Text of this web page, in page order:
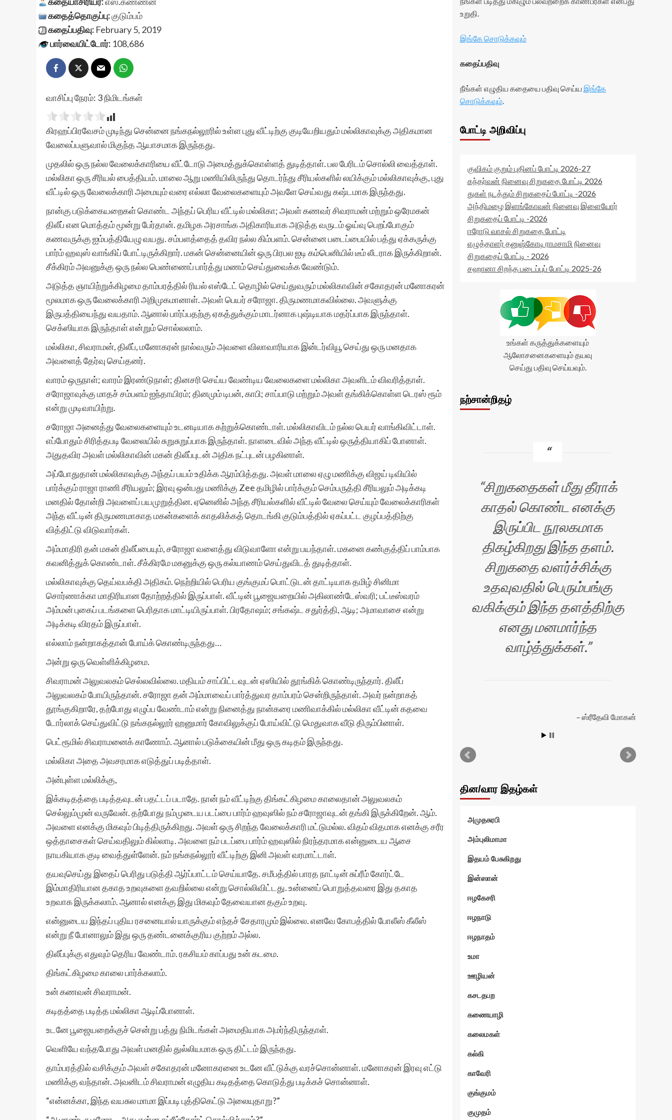
கதைத்தொகுப்பு:குடும்பம்
கதைப்பதிவு: February 5, 2019
பார்வையிட்டோர்: 108,686
வாசிப்பு நேரம்: 3நிமிடங்கள்
கிரஹப்பிரவேசம் முடிந்து சென்னை நங்கநல்லூரில் உள்ள புது வீட்டிற்கு குடியேறியதும் மல்லிகாவுக்கு அதிகமான
வேலைப்பளுவால் மிகுந்த ஆயாசமாக இருந்தது.
முதலில் ஒரு நல்ல வேலைக்காரியை வீட்டோடு அமைத்துக்கொள்ளத் துடித்தாள். பல பேரிடம் சொல்லி வைத்தாள்.
மல்லிகா ஒரு சீரியல் பைத்தியம். மாலை ஆறு மணியிலிருந்து தொடர்ந்து சீரியல்களில் லயிக்கும் மல்லிகாவுக்கு, புது
வீட்டில் ஒரு வேலைக்காரி அமையும் வரை எல்லா வேலைகளையும் அவளே செய்வது கஷ்டமாக இருந்தது.
நான்கு படுக்கையறைகள் கொண்ட அந்தப் பெரிய வீட்டில் மல்லிகா; அவள் கணவர் சிவராமன் மற்றும் ஒரேமகன்
திலீப் என மொத்தம் மூன்று பேர்தான். தமிழக அரசாங்க அதிகாரியாக அடுத்த வருடம் ஓய்வு பெறப்போகும்
கணவருக்கு ஐம்பத்தியேழு வயது. சம்பளத்தைத் தவிர நல்ல கிம்பளம். சென்னை படைப்பையில் பத்து ஏக்கருக்கு
பார்ம் ஹவுஸ் வாங்கிப் போட்டிருக்கிறார். மகன் சென்னையின் ஒரு பிரபல ஐடி கம்பெனியில் டீம் லீடராக இருக்கிறான்.
சீக்கிரம் அவனுக்கு ஒரு நல்ல பெண்ணைப் பார்த்து மணம் செய்துவைக்க வேண்டும்.
அடுத்த ஞாயிற்றுக்கிழமை தாம்பரத்தில் ரியல் எஸ்டேட் தொழில் செய்துவரும் மல்லிகாவின் சகோதரன் மனோகரன்
மூலமாக ஒரு வேலைக்காரி அறிமுகமானாள். அவள் பெயர் சரோஜா. திருமணமாகவில்லை. அவளுக்கு
இருபத்தியைந்து வயதாம். ஆனால் பார்ப்பதற்கு ஏகத்துக்கும் மாடர்னாக புஷ்டியாக மதர்ப்பாக இருந்தாள்.
செக்ஸியாக இருந்தாள் என்றும் சொல்லலாம்.
மல்லிகா, சிவராமன், திலீப், மனோகரன் நால்வரும் அவளை விலாவாரியாக இன்டர்வியூ செய்து ஒரு மனதாக
அவளைத் தேர்வு செய்தனர்.
வாரம் ஒருநாள்; வாரம் இரண்டுநாள்; தினசரி செய்ய வேண்டிய வேலைகளை மல்லிகா அவளிடம் விவரித்தாள்.
சரோஜாவுக்கு மாதச் சம்பளம் ஐந்தாயிரம்; தினமும் டிபன், காபி; சாப்பாடு மற்றும் அவள் தங்கிக்கொள்ள டெரஸ் ரூம்
என்று முடிவாயிற்று.
சரோஜா அனைத்து வேலைகளையும் உடனடியாக கற்றுக்கொண்டாள். மல்லிகாவிடம் நல்ல பெயர் வாங்கிவிட்டாள்.
எப்போதும் சிரித்தபடி வேலையில் சுறுசுறுப்பாக இருந்தாள். நாளடைவில் அந்த வீட்டில் ஒருத்தியாகிப் போனாள்.
அதுதவிர அவள் மல்லிகாவின் மகன் திலீப்புடன் அதிக நட்புடன் பழகினாள்.
அப்போதுதான் மல்லிகாவுக்கு அந்தப் பயம் உதிக்க ஆரம்பித்தது. அவள் மாலை ஏழு மணிக்கு விஜய் டிவியில்
பார்க்கும் ராஜா ராணி சீரியலும்; இரவு ஒன்பது மணிக்கு Zee தமிழில் பார்க்கும் செம்பருத்தி சீரியலும் அடிக்கடி
மனதில் தோன்றி அவளைப் பயமுறுத்தின. ஏனெனில் அந்த சீரியல்களில் வீட்டில் வேலை செய்யும் வேலைக்காரிகள்
அந்த வீட்டின் திருமணமாகாத மகன்களைக் காதலிக்கத் தொடங்கி குடும்பத்தில் ஏகப்பட்ட குழப்பத்திற்கு
வித்திட்டு விடுவார்கள்.
அம்மாதிரி தன் மகன் திலீப்பையும், சரோஜா வளைத்து விடுவாளோ என்று பயந்தாள். மகனை கண்குத்திப் பாம்பாக
கவனித்துக் கொண்டாள். சீக்கிரமே மகனுக்கு ஒரு கல்யாணம் செய்துவிடத் துடித்தாள்.
மல்லிகாவுக்கு தெய்வபக்தி அதிகம். நெற்றியில் பெரிய குங்குமப் பொட்டுடன் தாட்டியாக தமிழ் சினிமா
சொர்ணாக்கா மாதிரியான தோற்றத்தில் இருப்பாள். வீட்டின் பூஜையறையில் அகிலாண்டேஸ்வரி; பட்டீஸ்வரம்
அம்மன் புகைப் படங்களை பெரிதாக மாட்டியிருப்பாள். பிரதோஷம்; சங்கஷ்ட சதுர்த்தி, ஆடி; அமாவாசை என்று
அடிக்கடி விரதம் இருப்பாள்.
எல்லாம் நன்றாகத்தான் போய்க் கொண்டிருந்தது…
அன்று ஒரு வெள்ளிக்கிழமை.
சிவராமன் அலுவலகம் செல்லவில்லை. மதியம் சாப்பிட்டவுடன் ஏஸியில் தூங்கிக் கொண்டிருந்தார். திலீப்
அலுவலகம் போயிருந்தான். சரோஜா தன் அம்மாவைப் பார்த்துவர தாம்பரம் சென்றிருந்தாள். அவர் நன்றாகத்
தூங்குகிறாரே, தற்போது எழுப்ப வேண்டாம் என்று நினைத்து நான்கரை மணிவாக்கில் மல்லிகா வீட்டின் கதவை
டோர்லாக் செய்துவிட்டு நங்கநல்லூர் ஹனுமார் கோவிலுக்குப் போய்விட்டு மெதுவாக வீடு திரும்பினாள்.
பெட்ரூமில் சிவராமனைக் காணோம். ஆனால் படுக்கையின் மீது ஒரு கடிதம் இருந்தது.
மல்லிகா அதை அவசரமாக எடுத்துப் படித்தாள்.
அன்புள்ள மல்லிக்கு,
இக்கடிதத்தை படித்தவுடன் பதட்டப் படாதே. நான் நம் வீட்டிற்கு திங்கட்கிழமை காலைதான் அலுவலகம்
செல்லும்முன் வருவேன். தற்போது நம்முடைய படப்பை பார்ம் ஹவுஸில் நம் சரோஜாவுடன் தங்கி இருக்கிறேன். ஆம்.
அவளை எனக்கு மிகவும் பிடித்திருக்கிறது. அவள் ஒரு சிறந்த வேலைக்காரி மட்டுமல்ல. விதம் விதமாக எனக்கு சரீர
ஒத்தாசைகள் செய்வதிலும் கில்லாடி. அவளை நம் படப்பை பார்ம் ஹவுஸில் நிரந்தரமாக என்னுடைய ஆசை
நாயகியாக குடி வைத்துள்ளேன். நம் நங்கநல்லூர் வீட்டிற்கு இனி அவள் வரமாட்டாள்.
தயவுசெய்து இதைப் பெரிது படுத்தி ஆர்ப்பாட்டம் செய்யாதே. சமீபத்தில் பாரத நாட்டின் சுப்ரீம் கோர்ட்டே
இம்மாதிரியான தகாத உறவுகளை தவறில்லை என்று சொல்லிவிட்டது. உன்னைப் பொறுத்தவரை இது தகாத
உறவாக இருக்கலாம். ஆனால் எனக்கு இது மிகவும் தேவையான தகும் உறவு.
என்னுடைய இந்தப் புதிய ரசனையால் யாருக்கும் எந்தச் சேதாரமும் இல்லை. எனவே கோபத்தில் போலீஸ் கீலீஸ்
என்று நீ போனாலும் இது ஒரு தண்டனைக்குரிய குற்றம் அல்ல.
திலீப்புக்கு எதுவும் தெரிய வேண்டாம். ரகசியம் காப்பது உன் கடமை.
திங்கட்கிழமை காலை பார்க்கலாம்.
உன் கணவன் சிவராமன்.
கடிதத்தை படித்த மல்லிகா ஆடிப்போனாள்.
உடனே பூஜையறைக்குச் சென்று பத்து நிமிடங்கள் அமைதியாக அமர்ந்திருந்தாள்.
வெளியே வந்தபோது அவள் மனதில் துல்லியமாக ஒரு திட்டம் இருந்தது.
தாம்பரத்தில் வசிக்கும் அவள் சகோதரன் மனோகரனை உடனே வீட்டுக்கு வரச்சொன்னாள். மனோகரன் இரவு எட்டு
மணிக்கு வந்தான். அவனிடம் சிவராமன் எழுதிய கடிதத்தை கொடுத்து படிக்கச் சொன்னாள்.
“என்னக்கா, இந்த வயசுல மாமா இப்படி புத்திகெட்டு அலையுதாறு?”
உறுதி.
இங்கே சொடுக்கவும்
கதைப்பதிவு
நீங்கள் எழுதிய கதையை பதிவு செய்ய இங்கே
சொடுக்கவும்.
போட்டி அறிவிப்பு
குவிகம் குறும் புதினப் போட்டி 2026-27
கந்தர்வன் நினைவு சிறுகதை போட்டி 2026
துகள் நடத்தும் சிறுகதைப் போட்டி -2026
அந்திமழை இளங்கோவன் நினைவு இளையோர்
சிறுகதைப் போட்டி -2026
ஈரோடு வாசல் சிறுகதை போட்டி
எழுத்தாளர் தனுஷ்கோடி ராமசாமி நினைவு
சிறுகதைப் போட்டி - 2026
சஹானா சிறந்த படைப்புப் போட்டி 2025-26
உங்கள் கருத்துக்களையும்
ஆலோசனைகளையும் தயவு
செய்து பதிவு செய்யவும்.
நற்சான்றிதழ்
சுயமாக ஏற்படும்
எண்ணங்கள் தவிர
மனிதர்களுக்கு வாழ்க்கை
அனுபவங்கள் மூலம் நிறைய
எண்ணங்களையும், மனதில்
பதியும் அளவுக்கு சில
நினைவுகளையும்
போன்ற சிலர்
ஆசைப்படுவார்கள்.ஆனால்
தனியே நாட்குறிப்பு போல்
எழுதுவதை விட சில
எனைப் போன்றவர்களுக்கு
ஆதரவு அளித்து ஒரு
இணையதள மேடை
அமைத்து தந்திருக்கும்
‘சிறுகதை.காம்’ நிறுவனர்,
அதற்கு துணை இருப்போர்
அத்துணை பேருக்கும் என்
வாழ்த்துகள்.
சிறுகதைகள் மீது தீராக்
காதல் கொண்ட எனக்கு
இருப்பிட நூலகமாக
திகழ்கிறது இந்த தளம்.
சிறுகதை வளர்ச்சிக்கு
உதவுவதில் பெரும்பங்கு
வகிக்கும் இந்த தளத்திற்கு
எனது மனமார்ந்த
வாழ்த்துக்கள்.
ஸ்ரீதேவி மோகன்
தின/வார இதழ்கள்
அமுதசுரபி
அம்புலிமாமா
இதயம் பேசுகிறது
இன்ஸான்
ஈழகேசரி
ஈழநாடு
ஈழநாதம்
உமா
ஊழியன்
கசடதபற
கணையாழி
கலைமகள்
கல்கி
காவேரி
குங்குமம்
குமுதம்